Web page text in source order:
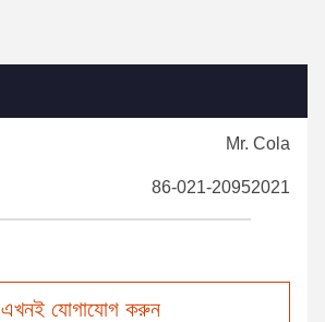
Mr. Cola
86-021-20952021
এখনই যোগাযোগ করুন